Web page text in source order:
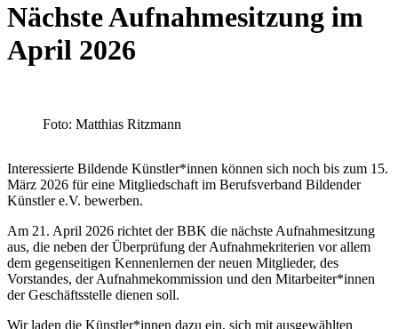
Nächste Aufnahmesitzung im
April 2026
Foto: Matthias Ritzmann
Interessierte Bildende Künstler*innen können sich noch bis zum 15.
März 2026 für eine Mitgliedschaft im Berufsverband Bildender
Künstler e.V. bewerben.
Am 21. April 2026 richtet der BBK die nächste Aufnahmesitzung
aus, die neben der Überprüfung der Aufnahmekriterien vor allem
dem gegenseitigen Kennenlernen der neuen Mitglieder, des
Vorstandes, der Aufnahmekommission und den Mitarbeiter*innen
der Geschäftsstelle dienen soll.
Wir laden die Künstler*innen dazu ein, sich mit ausgewählten